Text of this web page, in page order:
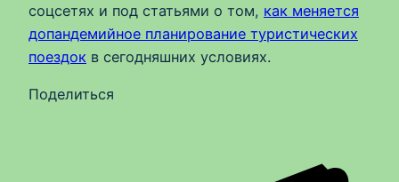
соцсетях и под статьями о том, как меняется
допандемийное планирование туристических
поездок в сегодняшних условиях.
Поделиться